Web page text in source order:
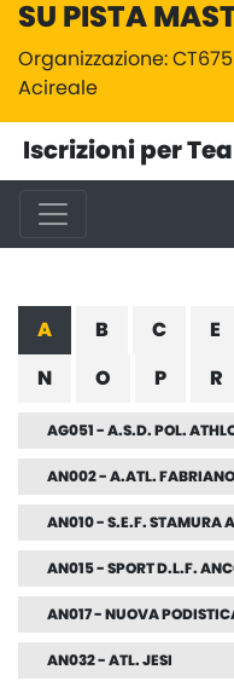
SU PISTA
Organizzazione: CT675
Acireale
Iscrizioni per
A B C E
N O P R
AG051 - A.S.D. POL.
AN002 - A.ATL. FABRIANO
AN010 - S.E.F. STAMURA
AN015 - SPORT D.L.F.
AN017 - NUOVA
AN032 - ATL. JESI